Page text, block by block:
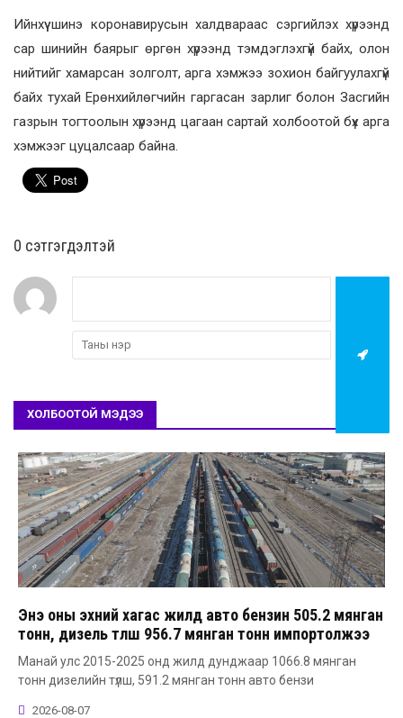
Ийнхүү шинэ коронавирусын халдвараас сэргийлэх хүрээнд
сар шинийн баярыг өргөн хүрээнд тэмдэглэхгүй байх, олон
нийтийг хамарсан золголт, арга хэмжээ зохион байгуулахгүй
байх тухай Ерөнхийлөгчийн гаргасан зарлиг болон Засгийн
газрын тогтоолын хүрээнд цагаан сартай холбоотой бүх арга
хэмжээг цуцалсаар байна.
0 cэтгэгдэлтэй
ХОЛБООТОЙ МЭДЭЭ
Энэ оны эхний хагас жилд авто бензин 505.2 мянган
тонн, дизель түлш 956.7 мянган тонн импортолжээ
Манай улс 2015-2025 онд жилд дунджаар 1066.8 мянган
тонн дизелийн түлш, 591.2 мянган тонн авто бензи
2026-08-07